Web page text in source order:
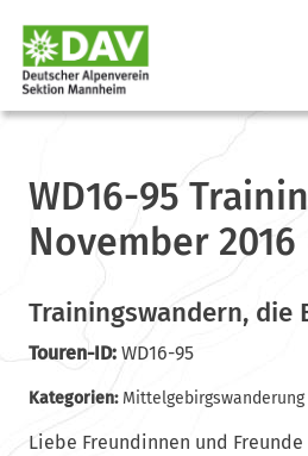
WD16-95
November 2016
Trainingswandern, die
Touren-ID:WD16-95
Kategorien: Mittelgebirgswanderung
Liebe Freundinnen und Freunde